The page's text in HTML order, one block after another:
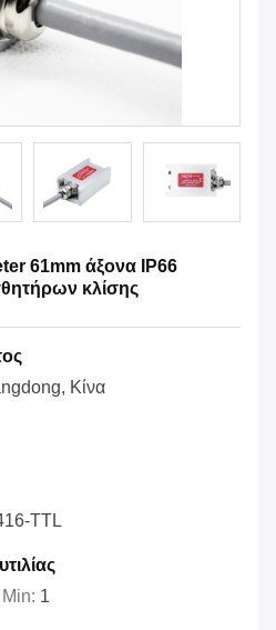
61mm άξονα IP66
κλίσης
Κίνα
TTL
1